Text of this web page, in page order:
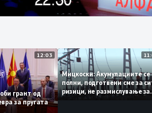
12:03
доби грант од
евра за пругата
Мицкоски:
полни, подготвени сме
ризици, не
поскапување на струјата